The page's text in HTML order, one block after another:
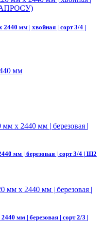
мм | хвойная | сорт 3/4 |
мм | березовая | сорт 3/4 | Ш2
мм | березовая | сорт 2/3 |